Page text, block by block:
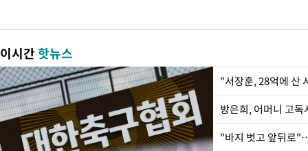
이시간핫뉴스
"서장훈, 28억에 산
방은희, 어머니 고
"바지 벗고 앞뒤로